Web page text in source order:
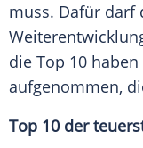
muss. Dafür darf
die Top 10
aufgenommen,
Top 10 der